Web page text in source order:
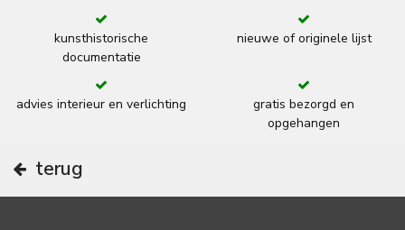
kunsthistorische
documentatie
nieuwe of originele lijst
advies interieur en verlichting
gratis bezorgd en
opgehangen
terug